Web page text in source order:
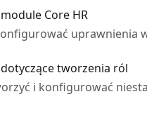
Core HR
uprawnienia
tworzenia ról
i konfigurować